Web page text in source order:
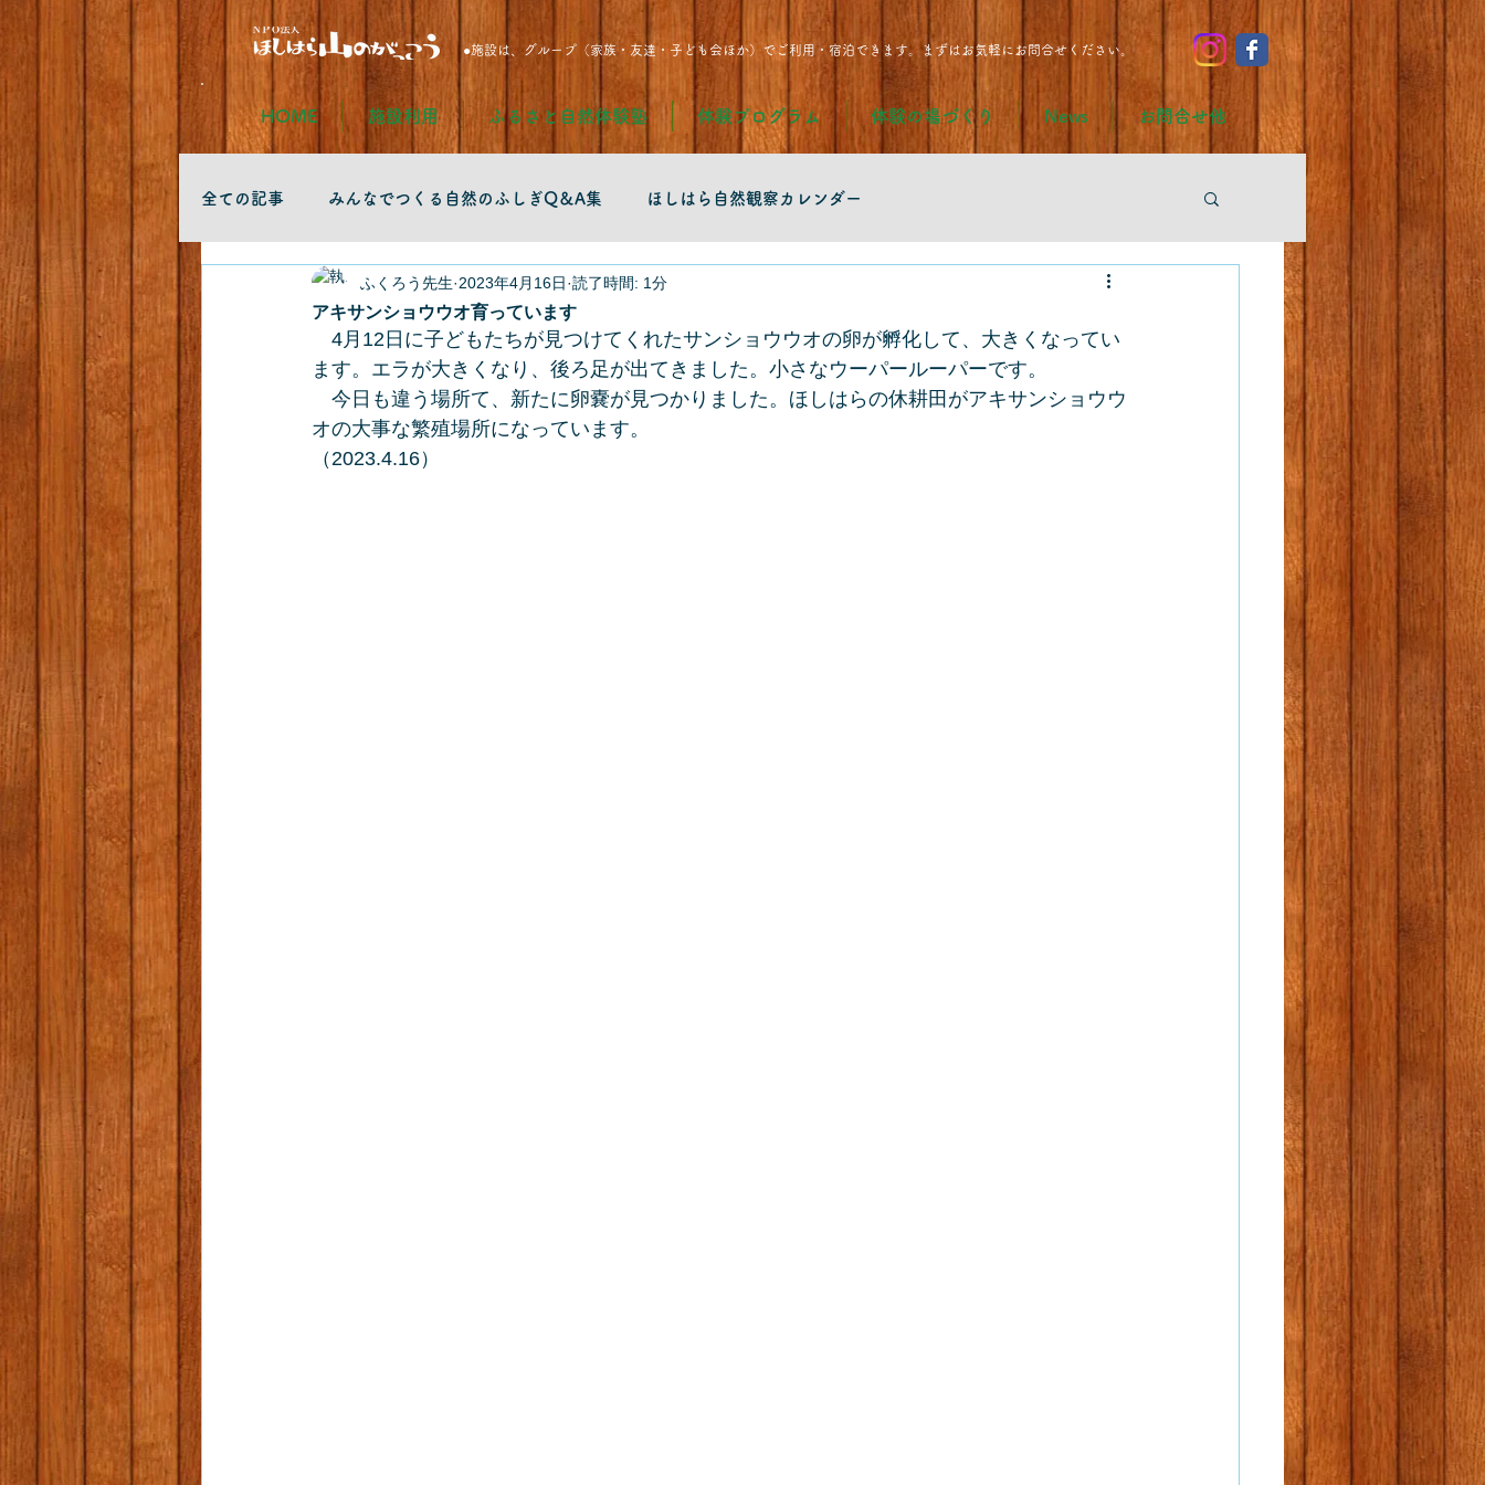
●施設は、グループ（家族・友達・子ども会ほか）でご利用・宿泊できます。まずはお気軽にお問合せください。
HOME 施設利用 ふるさと自然体験塾 体験プログラム 体験の場づくり News お問合せ他
全ての記事 みんなでつくる自然のふしぎQ＆A集 ほしはら自然観察カレンダー
アキサンショウウオ育っています
ふくろう先生 2023年4月16日 読了時間: 1分
4月12日に子どもたちが見つけてくれたサンショウウオの卵が孵化して、大きくなってい
ます。エラが大きくなり、後ろ足が出てきました。小さなウーパールーパーです。
今日も違う場所て、新たに卵嚢が見つかりました。ほしはらの休耕田がアキサンショウウ
オの大事な繁殖場所になっています。
（2023.4.16）